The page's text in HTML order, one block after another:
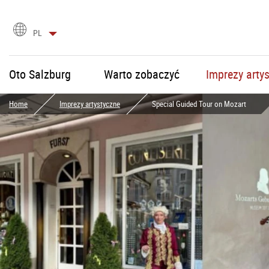
Wybór
języka
PL
Oto Salzburg Warto zobaczyć Imprezy
Home Imprezy artystyczne Special Guided Tour on Mozart